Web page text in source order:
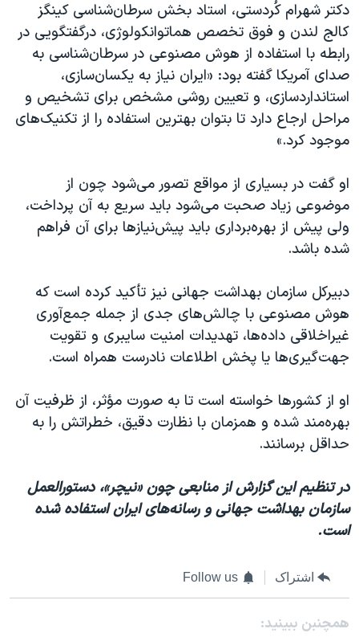
دکتر شهرام کُردستی، استاد بخش سرطان‌شناسی کینگز
کالج لندن و فوق تخصص هماتوانکولوژی، در‌گفتگویی در
رابطه با استفاده از هوش مصنوعی در سرطان‌شناسی به
صدای آمریکا گفته بود: «ایران نیاز به یکسان‌سازی،
استانداردسازی، و تعیین روشی مشخص برای تشخیص و
مراحل ارجاع دارد تا بتوان بهترین استفاده را از تکنیک‌های
موجود کرد.»
او گفت در بسیاری از مواقع تصور می‌شود چون از
موضوعی زیاد صحبت می‌شود باید سریع به آن پرداخت،
ولی پیش از بهره‌برداری باید پیش‌نیازها برای آن فراهم
شده باشد.
دبیرکل سازمان بهداشت جهانی نیز تأکید کرده است که
هوش مصنوعی ‌با چالش‌های جدی از جمله جمع‌آوری
غیراخلاقی داده‌ها، تهدیدات امنیت سایبری و تقویت
جهت‌گیری‌ها یا پخش اطلاعات نادرست همراه است.
او از کشورها خواسته است تا به صورت مؤثر، از ظرفیت آن
بهره‌مند شده و همزمان با نظارت دقیق، خطراتش را به
حداقل برسانند.
در تنظیم این گزارش از منابعی چون «نیچر»، دستورالعمل
سازمان بهداشت جهانی و رسانه‌های ایران استفاده شده
است.
اشتراک Follow us
همچنبن ببینید: